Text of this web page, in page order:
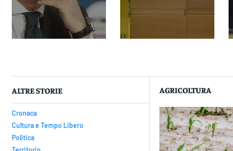
ALTRE STORIE
Cronaca
Cultura e Tempo Libero
Politica
AGRICOLTURA